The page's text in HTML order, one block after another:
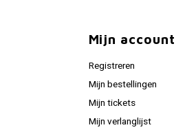
Mijn account
Registreren
Mijn bestellingen
Mijn tickets
Mijn verlanglijst